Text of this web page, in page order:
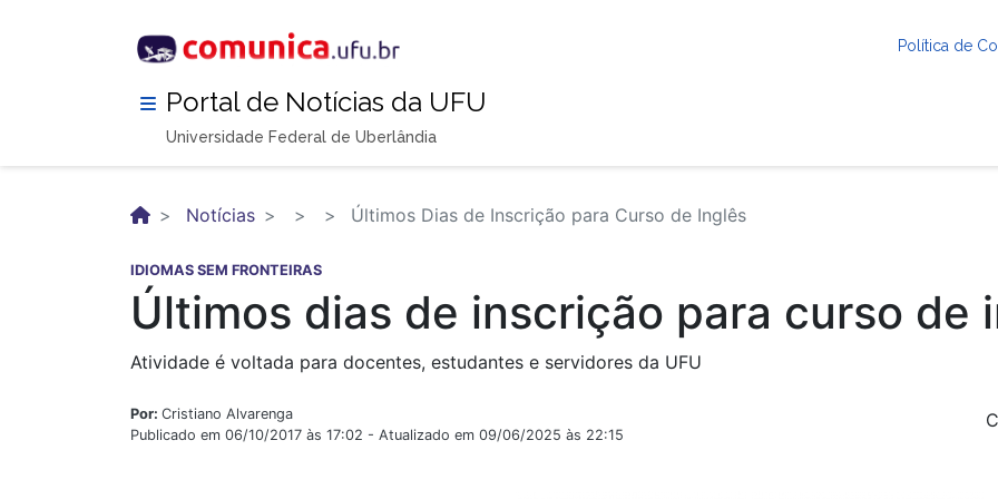
Política de
Portal de Notícias da UFU
Universidade Federal de Uberlândia
Notícias Últimos Dias de Inscrição para Curso de Inglês
IDIOMAS SEM FRONTEIRAS
Últimos dias de inscrição para curso de
Atividade é voltada para docentes, estudantes e servidores da UFU
Por: Cristiano Alvarenga
Publicado em 06/10/2017 às 17:02 - Atualizado em 09/06/2025 às 22:15